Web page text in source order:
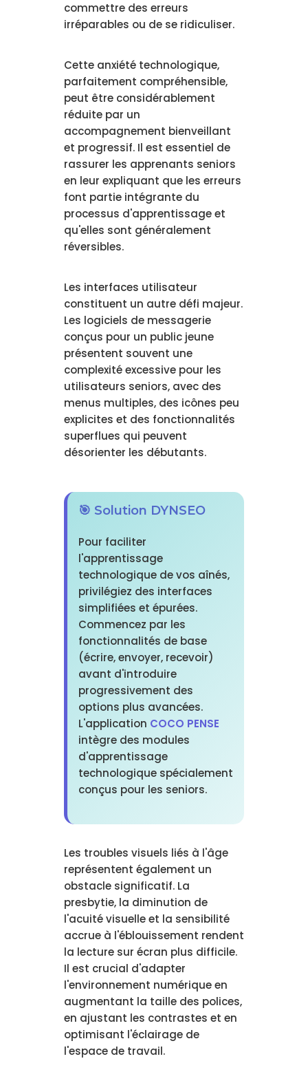
commettre des erreurs
irréparables ou de se ridiculiser.
Cette anxiété technologique,
parfaitement compréhensible,
peut être considérablement
réduite par un
accompagnement bienveillant
et progressif. Il est essentiel de
rassurer les apprenants seniors
en leur expliquant que les erreurs
font partie intégrante du
processus d'apprentissage et
qu'elles sont généralement
réversibles.
Les interfaces utilisateur
constituent un autre défi majeur.
Les logiciels de messagerie
conçus pour un public jeune
présentent souvent une
complexité excessive pour les
utilisateurs seniors, avec des
menus multiples, des icônes peu
explicites et des fonctionnalités
superflues qui peuvent
désorienter les débutants.
🎯 Solution DYNSEO
Pour faciliter
l'apprentissage
technologique de vos aînés,
privilégiez des interfaces
simplifiées et épurées.
Commencez par les
fonctionnalités de base
(écrire, envoyer, recevoir)
avant d'introduire
progressivement des
options plus avancées.
L'application COCO PENSE
intègre des modules
d'apprentissage
technologique spécialement
conçus pour les seniors.
Les troubles visuels liés à l'âge
représentent également un
obstacle significatif. La
presbytie, la diminution de
l'acuité visuelle et la sensibilité
accrue à l'éblouissement rendent
la lecture sur écran plus difficile.
Il est crucial d'adapter
l'environnement numérique en
augmentant la taille des polices,
en ajustant les contrastes et en
optimisant l'éclairage de
l'espace de travail.